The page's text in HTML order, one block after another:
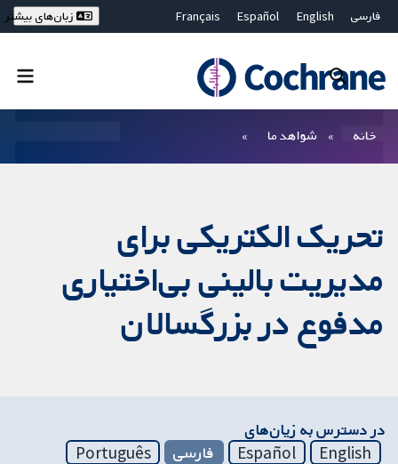
فارسی English
Español
Français
Bahasa Malaysia
ไทย
繁體中文
زبان‌های بیشتر
خانه شواهد ما
تحریک الکتریکی برای
مدیریت بالینی بی‌اختیاری
مدفوع در بزرگسالان
در دسترس به زیان‌های
English
Español فارسی
Português